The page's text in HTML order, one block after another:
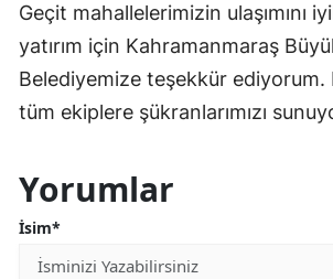
Geçit mahallelerimizin ulaşımını
yatırım için Kahramanmaraş
Belediyemize teşekkür ediyorum.
tüm ekiplere şükranlarımızı
Yorumlar
İsim*